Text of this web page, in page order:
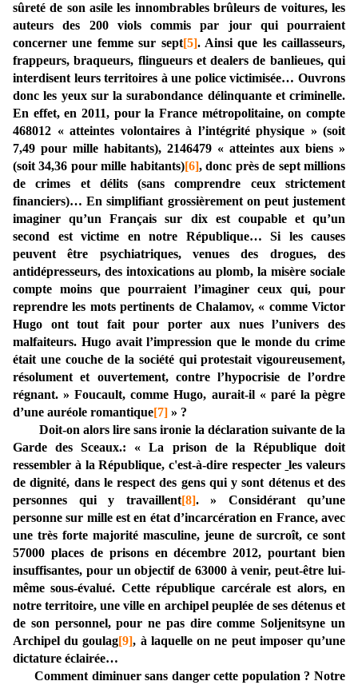
sûreté de son asile les innombrables brûleurs de voitures, les
auteurs des 200 viols commis par jour qui pourraient
concerner une femme sur sept[5]. Ainsi que les caillasseurs,
frappeurs, braqueurs, flingueurs et dealers de banlieues, qui
interdisent leurs territoires à une police victimisée… Ouvrons
donc les yeux sur la surabondance délinquante et criminelle.
En effet, en 2011, pour la France métropolitaine, on compte
468012 « atteintes volontaires à l’intégrité physique » (soit
7,49 pour mille habitants), 2146479 « atteintes aux biens »
(soit 34,36 pour mille habitants)[6], donc près de sept millions
de crimes et délits (sans comprendre ceux strictement
financiers)… En simplifiant grossièrement on peut justement
imaginer qu’un Français sur dix est coupable et qu’un
second est victime en notre République… Si les causes
peuvent être psychiatriques, venues des drogues, des
antidépresseurs, des intoxications au plomb, la misère sociale
compte moins que pourraient l’imaginer ceux qui, pour
reprendre les mots pertinents de Chalamov, « comme Victor
Hugo ont tout fait pour porter aux nues l’univers des
malfaiteurs. Hugo avait l’impression que le monde du crime
était une couche de la société qui protestait vigoureusement,
résolument et ouvertement, contre l’hypocrisie de l’ordre
régnant. » Foucault, comme Hugo, aurait-il « paré la pègre
d’une auréole romantique[7] » ?
Doit-on alors lire sans ironie la déclaration suivante de la
Garde des Sceaux.: « La prison de la République doit
ressembler à la République, c'est-à-dire respecter les valeurs
de dignité, dans le respect des gens qui y sont détenus et des
personnes qui y travaillent[8].» Considérant qu’une
personne sur mille est en état d’incarcération en France, avec
une très forte majorité masculine, jeune de surcroît, ce sont
57000 places de prisons en décembre 2012, pourtant bien
insuffisantes, pour un objectif de 63000 à venir, peut-être lui-
même sous-évalué. Cette république carcérale est alors, en
notre territoire, une ville en archipel peuplée de ses détenus et
de son personnel, pour ne pas dire comme Soljenitsyne un
Archipel du goulag[9], à laquelle on ne peut imposer qu’une
dictature éclairée…
Comment diminuer sans danger cette population ? Notre